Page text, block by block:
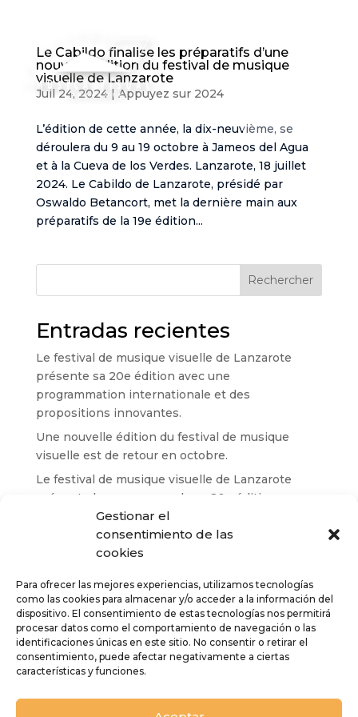
Gestionar el
consentimiento de las
cookies
Para ofrecer las mejores experiencias, utilizamos tecnologías
como las cookies para almacenar y/o acceder a la información del
dispositivo. El consentimiento de estas tecnologías nos permitirá
procesar datos como el comportamiento de navegación o las
identificaciones únicas en este sitio. No consentir o retirar el
consentimiento, puede afectar negativamente a ciertas
características y funciones.
Le Cabildo finalise les préparatifs d’une
nouvelle édition du festival de musique
visuelle de Lanzarote
Juil 24, 2024| Appuyez sur 2024
L’édition de cette année, la dix-neuvième, se
déroulera du 9 au 19 octobre à Jameos del Agua
et à la Cueva de los Verdes. Lanzarote, 18 juillet
2024. Le Cabildo de Lanzarote, présidé par
Oswaldo Betancort, met la dernière main aux
préparatifs de la 19e édition...
Rechercher
Entradas recientes
Le festival de musique visuelle de Lanzarote
présente sa 20e édition avec une
programmation internationale et des
propositions innovantes.
Une nouvelle édition du festival de musique
visuelle est de retour en octobre.
Le festival de musique visuelle de Lanzarote
présente le programme de sa 20e édition
Le festival de musique visuelle de Lanzarote
revient en octobre pour sa 20e édition,
consolidant ainsi son rayonnement international.
Mario Batkovic, Björn Meyer et le quatuor Anouar
Brahem sont au programme du 19e festival de
musique visuelle de Lanzarote.
Comentarios recientes